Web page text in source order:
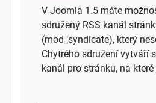
V Joomla 1.5 máte
sdružený RSS kanál
(mod_syndicate), který
Chytrého sdružení vytváří
kanál pro stránku, na